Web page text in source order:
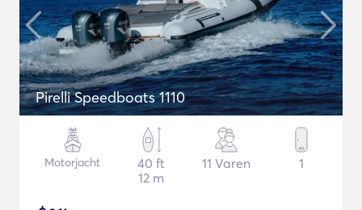
Pirelli Speedboats 1110
Motorjacht
40 ft
12 m
11 Varen 1